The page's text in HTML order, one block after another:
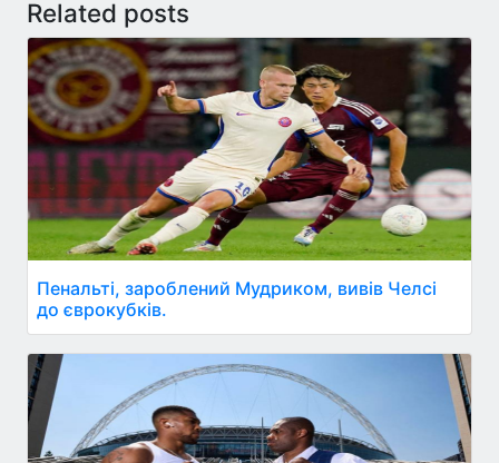
Related posts
Пенальті, зароблений Мудриком, вивів Челсі
до єврокубків.